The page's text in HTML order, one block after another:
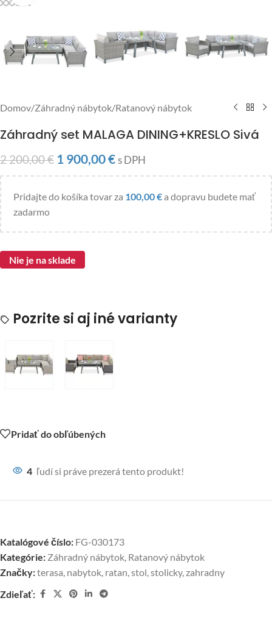
Domov/Záhradný nábytok/Ratanový nábytok
Záhradný set MALAGA DINING+KRESLO Sivá
2 200,00€ 1 900,00€ s DPH
Pridajte do košíka tovar za 100,00€a dopravu budete mať
zadarmo
Nie je na sklade
Pozrite si aj iné varianty
Pridať do obľúbených
4 ľudí si práve prezerá tento produkt!
Katalógové číslo: FG-030173
Kategórie: Záhradný nábytok, Ratanový nábytok
Značky:terasa, nabytok, ratan,stol,stolicky,zahradny
Zdieľať: